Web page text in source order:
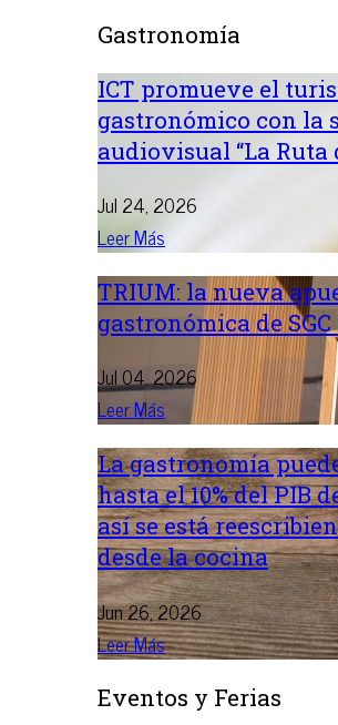
Gastronomía
ICT promueve el
gastronómico con la
audiovisual “La Ruta
Jul 24, 2026
Leer Más
TRIUM: la nueva
gastronómica de
Jul 04, 2026
Leer Más
La gastronomía
hasta el 10% del PIB
así se está
desde la cocina
Jun 26, 2026
Leer Más
Eventos y Ferias